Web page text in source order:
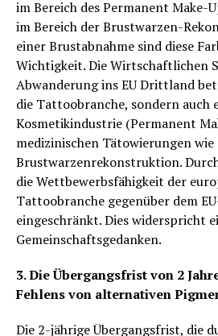
im Bereich des Permanent Make-
im Bereich der Brustwarzen-
einer Brustabnahme sind diese
Wichtigkeit. Die Wirtschaftlichen
Abwanderung ins EU Drittland
die Tattoobranche, sondern auch
Kosmetikindustrie (Permanent
medizinischen Tätowierungen wie
Brustwarzenrekonstruktion.
die Wettbewerbsfähigkeit der
Tattoobranche gegenüber dem
eingeschränkt. Dies widerspricht
Gemeinschaftsgedanken.
3. Die Übergangsfrist von 2
Fehlens von alternativen
Die 2-jährige Übergangsfrist, die